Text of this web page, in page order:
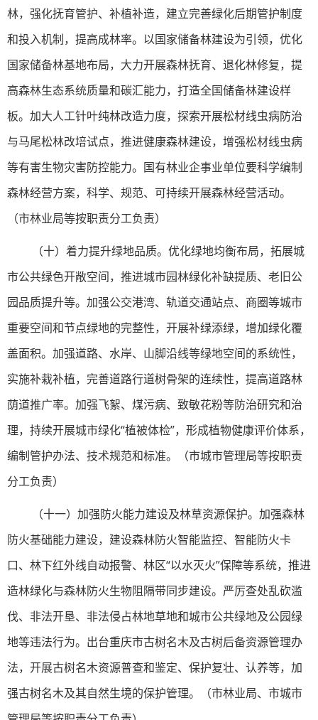
林，强化抚育管护、补植补造，建立完善绿化后期管护制度
和投入机制，提高成林率。以国家储备林建设为引领，优化
国家储备林基地布局，大力开展森林抚育、退化林修复，提
高森林生态系统质量和碳汇能力，打造全国储备林建设样
板。加大人工针叶纯林改造力度，探索开展松材线虫病防治
与马尾松林改培试点，推进健康森林建设，增强松材线虫病
等有害生物灾害防控能力。国有林业企事业单位要科学编制
森林经营方案，科学、规范、可持续开展森林经营活动。
（市林业局等按职责分工负责）
（十）着力提升绿地品质。优化绿地均衡布局，拓展城
市公共绿色开敞空间，推进城市园林绿化补缺提质、老旧公
园品质提升等。加强公交港湾、轨道交通站点、商圈等城市
重要空间和节点绿地的完整性，开展补绿添绿，增加绿化覆
盖面积。加强道路、水岸、山脚沿线等绿地空间的系统性，
实施补栽补植，完善道路行道树骨架的连续性，提高道路林
荫道推广率。加强飞絮、煤污病、致敏花粉等防治研究和治
理，持续开展城市绿化“植被体检”，形成植物健康评价体系，
编制管护办法、技术规范和标准。（市城市管理局等按职责
分工负责）
（十一）加强防火能力建设及林草资源保护。加强森林
防火基础能力建设，建设森林防火智能监控、智能防火卡
口、林下红外线自动报警、林区“以水灭火”保障等系统，推进
造林绿化与森林防火生物阻隔带同步建设。严厉查处乱砍滥
伐、非法开垦、非法侵占林地草地和城市公共绿地及公园绿
地等违法行为。出台重庆市古树名木及古树后备资源管理办
法，开展古树名木资源普查和鉴定、保护复壮、认养等，加
强古树名木及其自然生境的保护管理。（市林业局、市城市